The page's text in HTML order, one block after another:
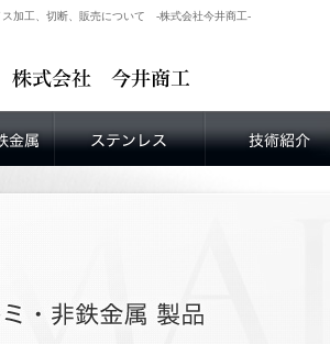
ス加工、切断、販売について -株式会社今井商工-